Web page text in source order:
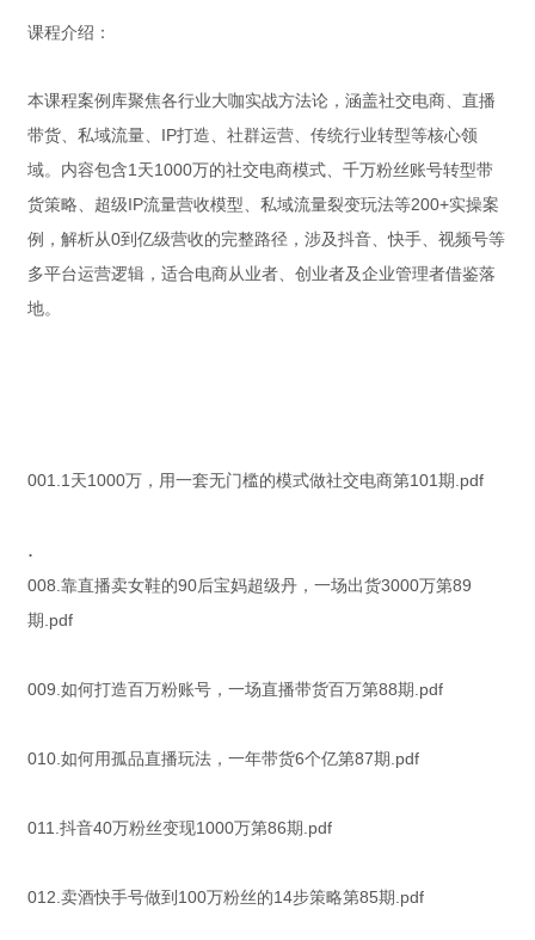
课程介绍：
本课程案例库聚焦各行业大咖实战方法论，涵盖社交电商、直播
带货、私域流量、IP打造、社群运营、传统行业转型等核心领
域。内容包含1天1000万的社交电商模式、千万粉丝账号转型带
货策略、超级IP流量营收模型、私域流量裂变玩法等200+实操案
例，解析从0到亿级营收的完整路径，涉及抖音、快手、视频号等
多平台运营逻辑，适合电商从业者、创业者及企业管理者借鉴落
地。
001.1天1000万，用一套无门槛的模式做社交电商第101期.pdf
.
008.靠直播卖女鞋的90后宝妈超级丹，一场出货3000万第89
期.pdf
009.如何打造百万粉账号，一场直播带货百万第88期.pdf
010.如何用孤品直播玩法，一年带货6个亿第87期.pdf
011.抖音40万粉丝变现1000万第86期.pdf
012.卖酒快手号做到100万粉丝的14步策略第85期.pdf